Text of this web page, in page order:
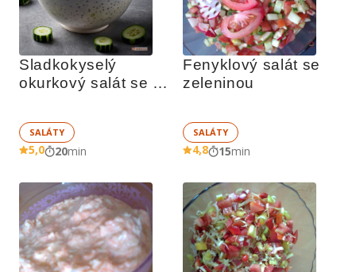
Sladkokyselý
okurkový salát se
SALÁTY
5,0 20min
Fenyklový salát se
zeleninou
SALÁTY
4,8 15min